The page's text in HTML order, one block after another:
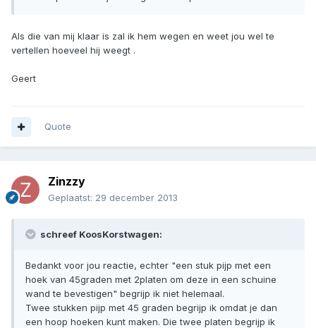
Als die van mij klaar is zal ik hem wegen en weet jou wel te
vertellen hoeveel hij weegt .
Geert
Quote
Zinzzy
Geplaatst: 29 december 2013
schreef KoosKorstwagen:
Bedankt voor jou reactie, echter "een stuk pijp met een
hoek van 45graden met 2platen om deze in een schuine
wand te bevestigen" begrijp ik niet helemaal.
Twee stukken pijp met 45 graden begrijp ik omdat je dan
een hoop hoeken kunt maken. Die twee platen begrijp ik